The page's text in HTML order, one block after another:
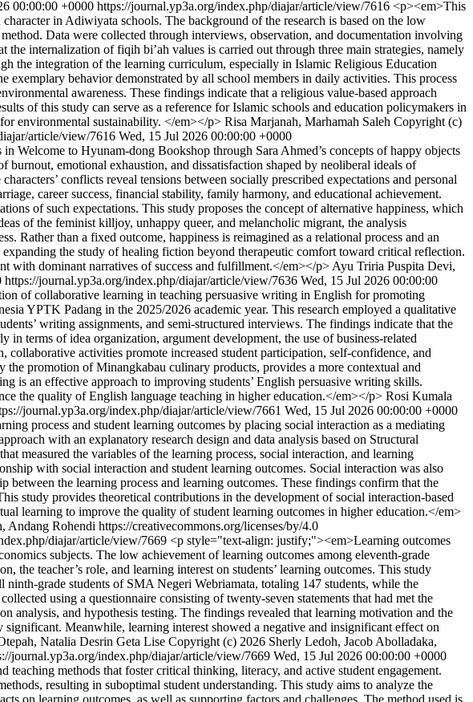
00:00:00 +0000 https://journal.yp3a.org/index.php/diajar/article/view/7616 <p><em>This
in Adiwiyata schools. The background of the research is based on the low
Data were collected through interviews, observation, and documentation involving
internalization of fiqih bi’ah values is carried out through three main strategies, namely
the integration of the learning curriculum, especially in Islamic Religious Education
behavior demonstrated by all school members in daily activities. This process
awareness. These findings indicate that a religious value-based approach
of this study can serve as a reference for Islamic schools and education policymakers in
environmental sustainability. </em></p> Risa Marjanah, Marhamah Saleh Copyright (c)
article/view/7616 Wed, 15 Jul 2026 00:00:00 +0000
Welcome to Hyunam-dong Bookshop through Sara Ahmed’s concepts of happy objects
emotional exhaustion, and dissatisfaction shaped by neoliberal ideals of
conflicts reveal tensions between socially prescribed expectations and personal
career success, financial stability, family harmony, and educational achievement.
of such expectations. This study proposes the concept of alternative happiness, which
of the feminist killjoy, unhappy queer, and melancholic migrant, the analysis
Rather than a fixed outcome, happiness is reimagined as a relational process and an
the study of healing fiction beyond therapeutic comfort toward critical reflection.
with dominant narratives of success and fulfillment.</em></p> Ayu Triria Puspita Devi,
https://journal.yp3a.org/index.php/diajar/article/view/7636 Wed, 15 Jul 2026 00:00:00
of collaborative learning in teaching persuasive writing in English for promoting
YPTK Padang in the 2025/2026 academic year. This research employed a qualitative
writing assignments, and semi-structured interviews. The findings indicate that the
terms of idea organization, argument development, the use of business-related
collaborative activities promote increased student participation, self-confidence, and
promotion of Minangkabau culinary products, provides a more contextual and
is an effective approach to improving students’ English persuasive writing skills.
the quality of English language teaching in higher education.</em></p> Rosi Kumala
journal.yp3a.org/index.php/diajar/article/view/7661 Wed, 15 Jul 2026 00:00:00 +0000
process and student learning outcomes by placing social interaction as a mediating
with an explanatory research design and data analysis based on Structural
measured the variables of the learning process, social interaction, and learning
with social interaction and student learning outcomes. Social interaction was also
between the learning process and learning outcomes. These findings confirm that the
study provides theoretical contributions in the development of social interaction-based
learning to improve the quality of student learning outcomes in higher education.</em>
Rohendi https://creativecommons.org/licenses/by/4.0
diajar/article/view/7669 <p style="text-align: justify;"><em>Learning outcomes
subjects. The low achievement of learning outcomes among eleventh-grade
the teacher’s role, and learning interest on students’ learning outcomes. This study
grade students of SMA Negeri Webriamata, totaling 147 students, while the
using a questionnaire consisting of twenty-seven statements that had met the
analysis, and hypothesis testing. The findings revealed that learning motivation and the
Meanwhile, learning interest showed a negative and insignificant effect on
Natalia Desrin Geta Lise Copyright (c) 2026 Sherly Ledoh, Jacob Abolladaka,
journal.yp3a.org/index.php/diajar/article/view/7669 Wed, 15 Jul 2026 00:00:00 +0000
teaching methods that foster critical thinking, literacy, and active student engagement.
resulting in suboptimal student understanding. This study aims to analyze the
on learning outcomes, as well as supporting factors and challenges. The method used is